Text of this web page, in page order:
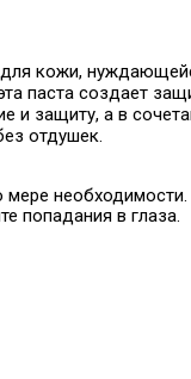
кожи,
паста создает
и защиту, а в
отдушек.
попадания в глаза.